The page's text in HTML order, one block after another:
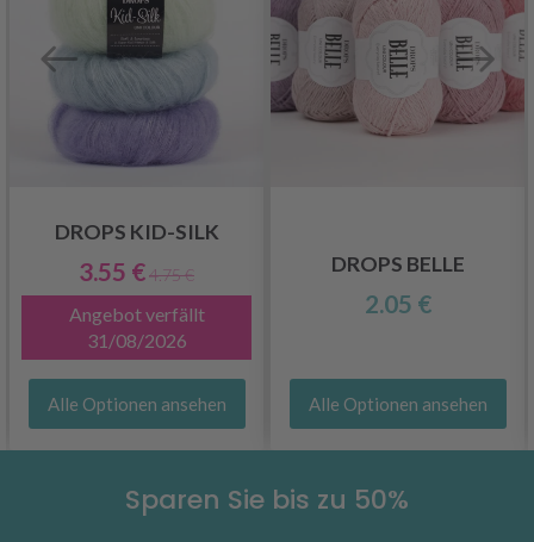
DROPS KID-SILK
3.55 €4.75 €
Angebot verfällt
31/08/2026
Alle Optionen ansehen
DROPS BELLE
2.05 €
Alle Optionen ansehen
Sparen Sie bis zu 50%